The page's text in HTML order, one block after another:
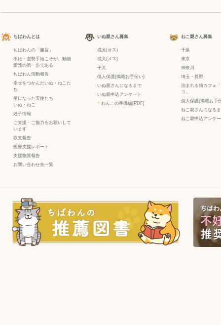
ちばわんとは
ちばわんの「趣旨」
不妊・去勢手術こそが、動物
愛護の第一歩である
ちばわん活動報告
幸せをつかんだいぬ・ねこた
ち
星になった天使たち
いぬ ・ ねこ
迷子情報
ご支援・ご協力をお願いして
います
収支報告
医療支援レポート
支援物資報告
お問い合わせ先一覧
いぬ親さん募集
成犬(オス)
成犬(メス)
子犬
個人保護(掲載お手伝い)
いぬ親さんになるまで
いぬ親申込アンケート
− わんこの準備編[PDF]
ねこ親さん募集
千葉
東京
神奈川
埼玉・長野
泊まれる猫カフェ
コ」
個人保護(掲載お手
ねこ親さんになる
ねこ親申込アンケ